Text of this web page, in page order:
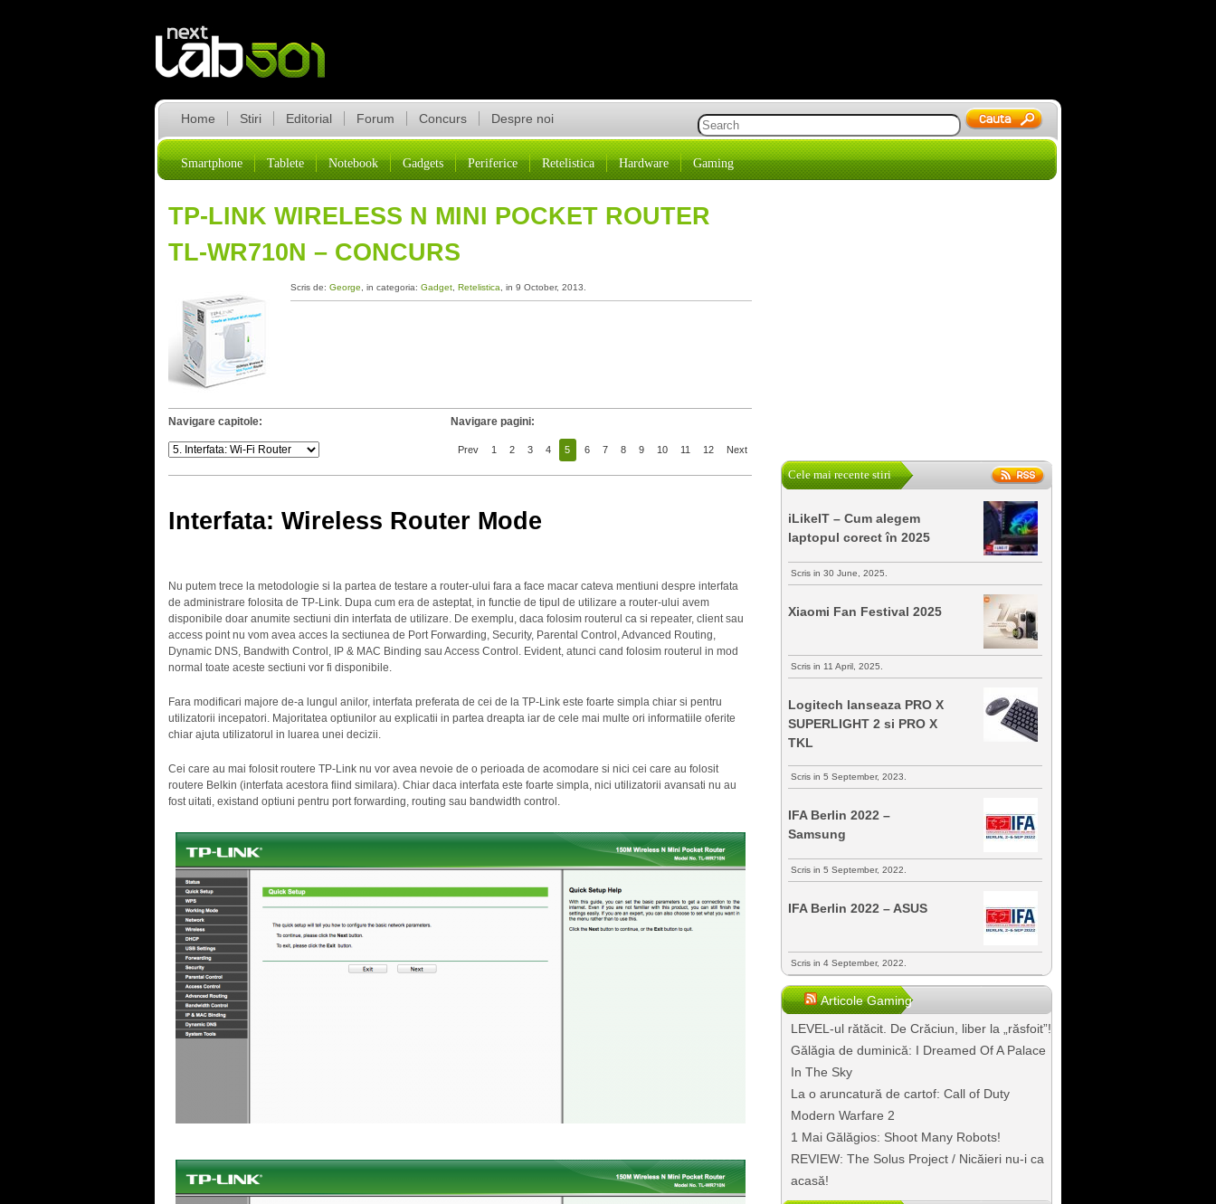
Home Stiri Editorial Forum Concurs Despre noi
Smartphone Tablete Notebook Gadgets Periferice Retelistica Hardware Gaming
TP-LINK WIRELESS N MINI POCKET ROUTER
TL-WR710N – CONCURS
Scris de: George , in categoria: Gadget Retelistica , in 9 October, 2013.
Navigare capitole: Navigare pagini:
Prev 1 2 3 4 5 6 7 8 9 10 11 12 Next
Interfata: Wireless Router Mode
Nu putem trece la metodologie si la partea de testare a router-ului fara a face macar cateva mentiuni despre interfata
de administrare folosita de TP-Link. Dupa cum era de asteptat, in functie de tipul de utilizare a router-ului avem
disponibile doar anumite sectiuni din interfata de utilizare. De exemplu, daca folosim routerul ca si repeater, client sau
access point nu vom avea acces la sectiunea de Port Forwarding, Security, Parental Control, Advanced Routing,
Dynamic DNS, Bandwith Control, IP & MAC Binding sau Access Control. Evident, atunci cand folosim routerul in mod
normal toate aceste sectiuni vor fi disponibile.
Fara modificari majore de-a lungul anilor, interfata preferata de cei de la TP-Link este foarte simpla chiar si pentru
utilizatorii incepatori. Majoritatea optiunilor au explicatii in partea dreapta iar de cele mai multe ori informatiile oferite
chiar ajuta utilizatorul in luarea unei decizii.
Cei care au mai folosit routere TP-Link nu vor avea nevoie de o perioada de acomodare si nici cei care au folosit
routere Belkin (interfata acestora fiind similara). Chiar daca interfata este foarte simpla, nici utilizatorii avansati nu au
fost uitati, existand optiuni pentru port forwarding, routing sau bandwidth control.
Cele mai recente stiri
iLikeIT – Cum alegem
laptopul corect în 2025
Scris in 30 June, 2025.
Xiaomi Fan Festival 2025
Scris in 11 April, 2025.
Logitech lanseaza PRO X
SUPERLIGHT 2 si PRO X
TKL
Scris in 5 September, 2023.
IFA Berlin 2022 –
Samsung
Scris in 5 September, 2022.
IFA Berlin 2022 – ASUS
Scris in 4 September, 2022.
Articole Gaming
LEVEL-ul rătăcit. De Crăciun, liber la „răsfoit”!
Gălăgia de duminică: I Dreamed Of A Palace
In The Sky
La o aruncatură de cartof: Call of Duty
Modern Warfare 2
1 Mai Gălăgios: Shoot Many Robots!
REVIEW: The Solus Project / Nicăieri nu-i ca
acasă!